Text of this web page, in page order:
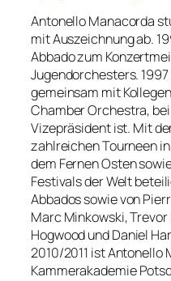
Antonello Manacorda
mit Auszeichnung ab.
Abbado zum
Jugendorchesters.
gemeinsam mit
Chamber Orchestra,
Vizepräsident ist. Mit
zahlreichen Tourneen
dem Fernen Osten
Festivals der Welt
Abbados sowie von
Marc Minkowski,
Hogwood und Daniel
2010/2011 ist
Kammerakademie